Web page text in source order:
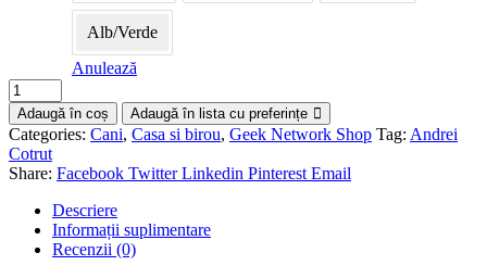
Alb/Verde
Anulează
Adaugă în coș Adaugă în lista cu preferințe
Categories: Cani, Casa si birou, Geek Network Shop Tag: Andrei
Cotrut
Share: Facebook Twitter Linkedin Pinterest Email
Descriere
Informații suplimentare
Recenzii (0)